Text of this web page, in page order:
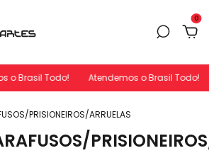
0
o Brasil Todo! Atendemos o Brasil Todo!
PRISIONEIROS/ARRUELAS